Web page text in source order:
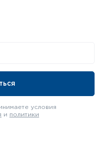
условия
и политики